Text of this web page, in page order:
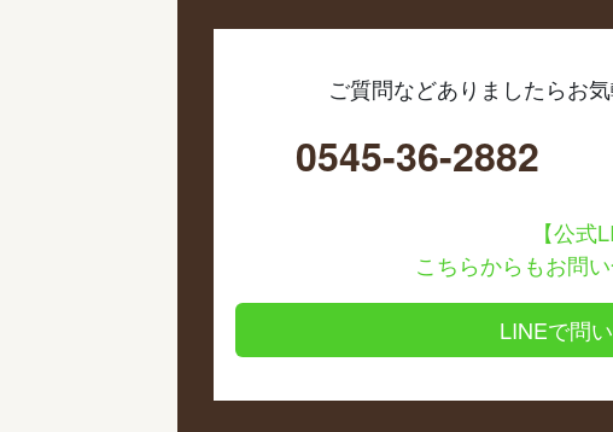
ご質問などありましたらお
0545-36-2882
【公式
こちらからもお問
LINEで問